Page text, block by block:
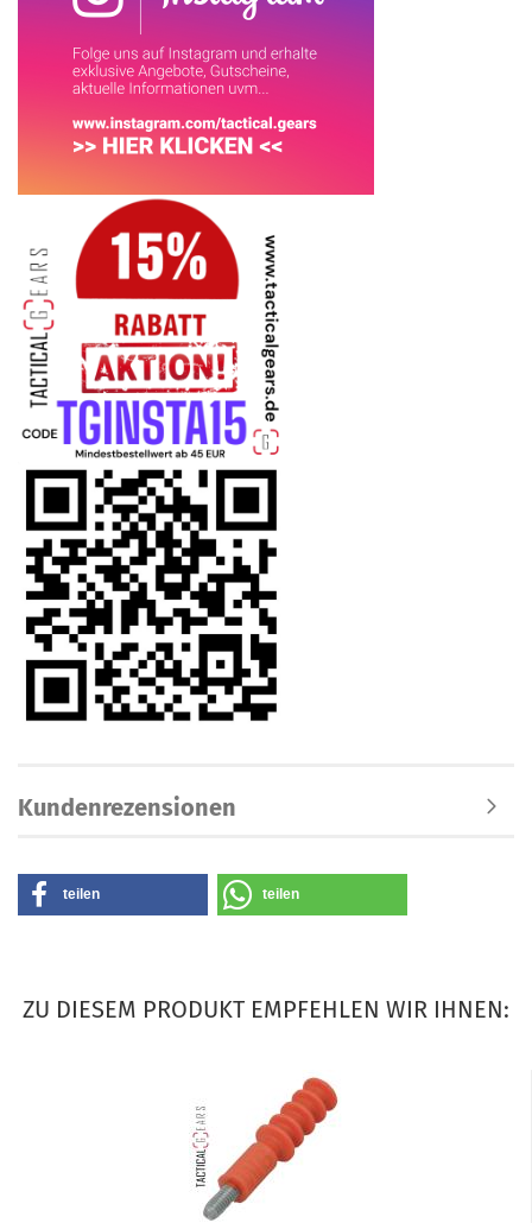
Kundenrezensionen
teilen teilen
ZU DIESEM PRODUKT EMPFEHLEN WIR IHNEN: